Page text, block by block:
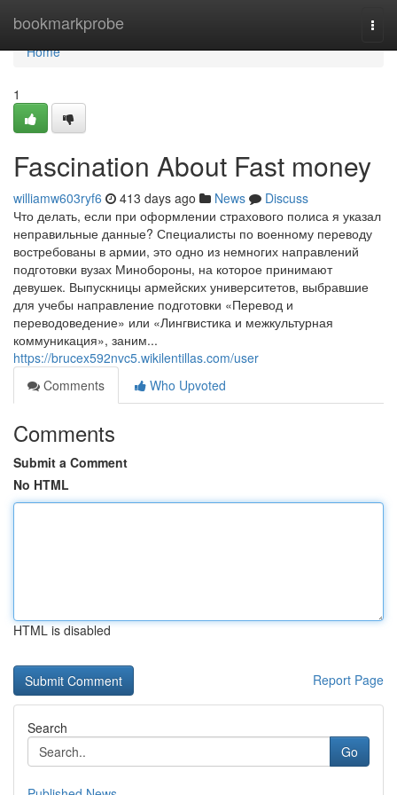
bookmarkprobe
Home
Home
1
Fascination About Fast money
williamw603ryf6 413 days ago News
Discuss
Что делать, если при оформлении страхового полиса я указал
неправильные данные? Специалисты по военному переводу
востребованы в армии, это одно из немногих направлений
подготовки вузах Минобороны, на которое принимают
девушек. Выпускницы армейских университетов, выбравшие
для учебы направление подготовки «Перевод и
переводоведение» или «Лингвистика и межкультурная
коммуникация», заним...
https://brucex592nvc5.wikilentillas.com/user
Comments
Who Upvoted
Comments
Submit a Comment
No HTML
HTML is disabled
Report Page
Search
Go